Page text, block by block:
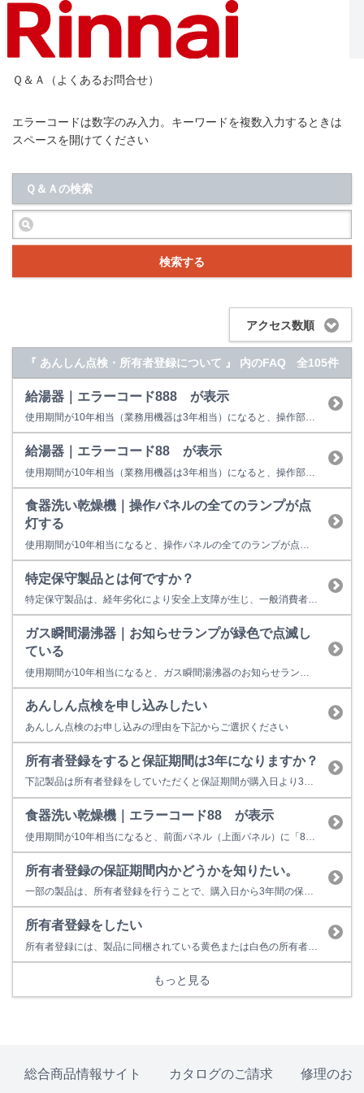
Ｑ＆Ａ（よくあるお問合せ）
エラーコードは数字のみ入力。キーワードを複数入力するときは
スペースを開けてください
Ｑ＆Ａの検索
検索する
アクセス数順
『 あんしん点検・所有者登録について 』 内のFAQ 全105件
給湯器｜エラーコード888 が表示
使用期間が10年相当（業務用機器は3年相当）になると、操作部またはリモコンに「888」を表示して点検時期をお知らせします。 故障表示ではないため、そのまま使用することもできますが、経年劣化に起因する製品事故を防止するため、あんしん点検をおすすめしています。点検を受けない場合はお早めの取り替えをおすすめしています。 ※イラストは一例です。製品によっては上図と異なる場合があります...
給湯器｜エラーコード88 が表示
食器洗い乾燥機｜操作パネルの全てのランプが点
灯する
使用期間が10年相当になると、操作パネルの全てのランプが点灯して点検時期をお知らせします。 故障表示ではないため、そのまま使用することもできますが、経年劣化に起因する製品事故を防止するため、あんしん点検をおすすめしています。点検を受けない場合はお早めの取り替えをおすすめしています。 ■あんしん点検とは？ ○あんしん点検は、お客様の任意で受けていただく有料の点検です。 ○点検料金は...
特定保守製品とは何ですか？
特定保守製品は、経年劣化により安全上支障が生じ、一般消費者の生命又は身体に対して重大な危害を及ぼすおそれが多いと認められる製品をいいます。 特定保守製品に指定されていた製品の所有者様には、「長期使用製品安全点検制度」により行う法定点検を受けることが求められていました。しかし、令和３年８月の消費生活用製品安全法の改正より下記の製品が特定保守製品の対象から除外されました。これによりリンナイの製...
ガス瞬間湯沸器｜お知らせランプが緑色で点滅し
ている
あんしん点検を申し込みしたい
あんしん点検のお申し込みの理由を下記からご選択ください
所有者登録をすると保証期間は3年になりますか？
下記製品は所有者登録をしていただくと保証期間が購入日より3年間に延長されます。 【3年保証対象製品】 ガス瞬間湯沸器 ガス給湯専用機・ガス給湯器 ガスふろ給湯器 ガス給湯暖房用熱源機 ガス暖房専用熱源機 ガスふろがま ガスファンヒーター ※業務用機器は3年保証対象外となります。 ※上記対象製品のうち、一部製品は対...
食器洗い乾燥機｜エラーコード88 が表示
所有者登録の保証期間内かどうかを知りたい。
一部の製品は、所有者登録を行うことで、購入日から3年間の保証が適用されます。保証期間内かどうかは、登録完了通知（3年保証書）からご確認いただけます。 登録完了通知をお持ちでない場合は、下記情報をご確認のうえ、所有者ご本人様よりリンナイ保守点検コールセンターへお電話ください。 【ご確認いただきたい情報（いずれか1点）】 1. 製品の型式、製造番号、ガス種（食器洗い乾燥機はガス種なし）...
所有者登録をしたい
もっと見る
総合商品情報サイト カタログのご請求 修理のお